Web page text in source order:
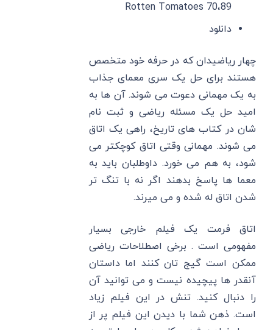
89،Rotten Tomatoes 70
دانلود
چهار ریاضیدان که در حرفه خود متخصص
هستند برای حل یک سری معمای جذاب
به یک مهمانی دعوت می شوند. آن ها به
امید حل یک مسئله ریاضی و ثبت نام
شان در کتاب های تاریخ، راهی یک اتاق
می شوند. مهمانی وقتی اتاق کوچکتر می
شود، به هم می خورد. داوطلبان باید به
معما ها پاسخ بدهند اگر نه با تنگ تر
شدن اتاق له شده و می میرند.
اتاق فرمت یک فیلم خارجی بسیار
مفهومی است . برخی اصطلاحات ریاضی
ممکن است گیج تان کنند اما داستان
آنقدر ها پیچیده نیست و می توانید آن
را دنبال کنید. تنش در این فیلم زیاد
است. ذهن شما با دیدن این فیلم پر از